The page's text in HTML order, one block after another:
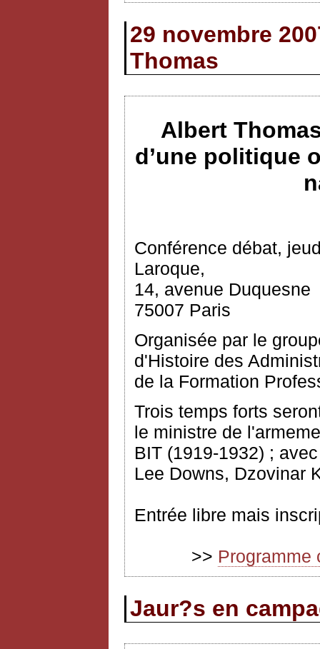
29 novembre
Thomas
Albert
d’une politique
Conférence débat,
Laroque,
14, avenue Duquesne
75007 Paris
Organisée par le
d'Histoire des
de la Formation
Trois temps forts
le ministre de
BIT (1919-1932) ;
Lee Downs, Dzovinar
Entrée libre mais
>>
Jaur?s en